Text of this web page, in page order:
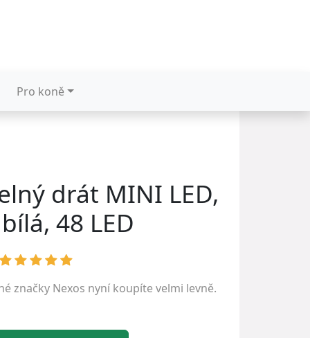
Pro koně
drát MINI LED,
48 LED
značky Nexos nyní koupíte velmi levně.